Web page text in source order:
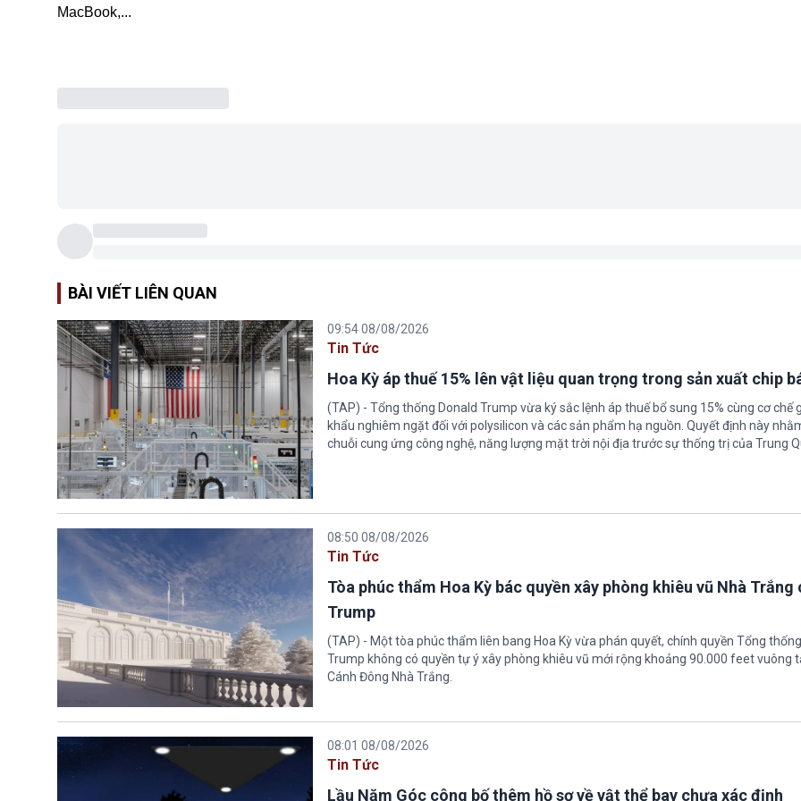
MacBook,...
BÀI VIẾT LIÊN QUAN
09:54 08/08/2026
Tin Tức
Hoa Kỳ áp thuế 15% lên vật liệu quan trọng trong sản xuất chip
(TAP) - Tổng thống Donald Trump vừa ký sắc lệnh áp thuế bổ sung 15% cùng cơ chế
khẩu nghiêm ngặt đối với polysilicon và các sản phẩm hạ nguồn. Quyết định này
chuỗi cung ứng công nghệ, năng lượng mặt trời nội địa trước sự thống trị của Trung
08:50 08/08/2026
Tin Tức
Tòa phúc thẩm Hoa Kỳ bác quyền xây phòng khiêu vũ Nhà Trắng
Trump
(TAP) - Một tòa phúc thẩm liên bang Hoa Kỳ vừa phán quyết, chính quyền Tổng
Trump không có quyền tự ý xây phòng khiêu vũ mới rộng khoảng 90.000 feet vuông
Cánh Đông Nhà Trắng.
08:01 08/08/2026
Tin Tức
Lầu Năm Góc công bố thêm hồ sơ về vật thể bay chưa xác định